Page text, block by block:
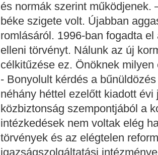
és normák szerint
béke szigete volt. Újabban
romlásáról. 1996-ban fogadta
elleni törvényt. Nálunk az új
célkitűzése ez. Önöknek
- Bonyolult kérdés a
néhány héttel ezelőtt kiadott
közbiztonság szempontjából a
intézkedések nem voltak elég
törvények és az elégtelen
igazságszolgáltatási